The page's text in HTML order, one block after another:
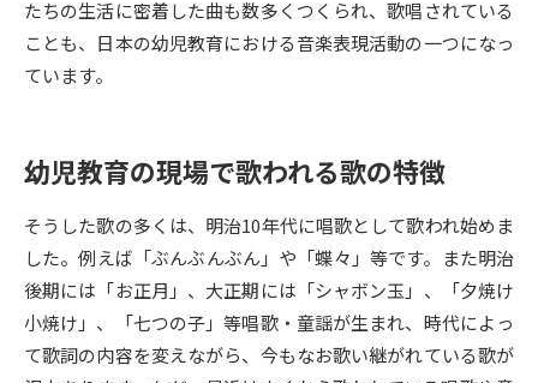
データサイエンス特集 奨学金・特待生制度特集
新学年スタート号特集ページ
（高3生用）
新学年スタート号特集ページ
（高2生用）
SELFBRAND特集ページ
オープンキャンパスなどを調べる
オープンキャンパス検索 実施プログラムから探す
たちの生活に密着した曲も数多くつくられ、歌唱されている
ことも、日本の幼児教育における音楽表現活動の一つになっ
ています。
幼児教育の現場で歌われる歌の特徴
そうした歌の多くは、明治10年代に唱歌として歌われ始めま
した。例えば「ぶんぶんぶん」や「蝶々」等です。また明治
後期には「お正月」、大正期には「シャボン玉」、「夕焼け
小焼け」、「七つの子」等唱歌・童謡が生まれ、時代によっ
て歌詞の内容を変えながら、今もなお歌い継がれている歌が